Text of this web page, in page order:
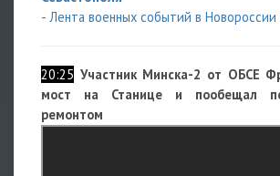
- Лента военных событий в Новороссии
20:25 Участник Минска-2 от ОБСЕ
мост на Станице и пообещал
ремонтом